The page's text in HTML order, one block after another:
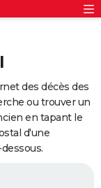
des décès des
ou trouver un
en tapant le
d'une